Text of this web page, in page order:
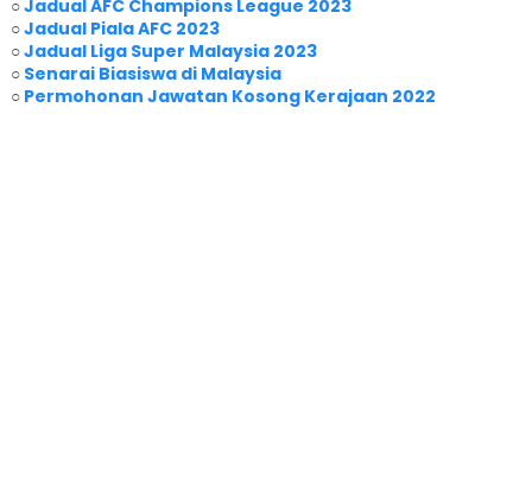
○Jadual AFC Champions League 2023
○Jadual Piala AFC 2023
○Jadual Liga Super Malaysia 2023
○ Senarai Biasiswa di Malaysia
○ Permohonan Jawatan Kosong Kerajaan 2022